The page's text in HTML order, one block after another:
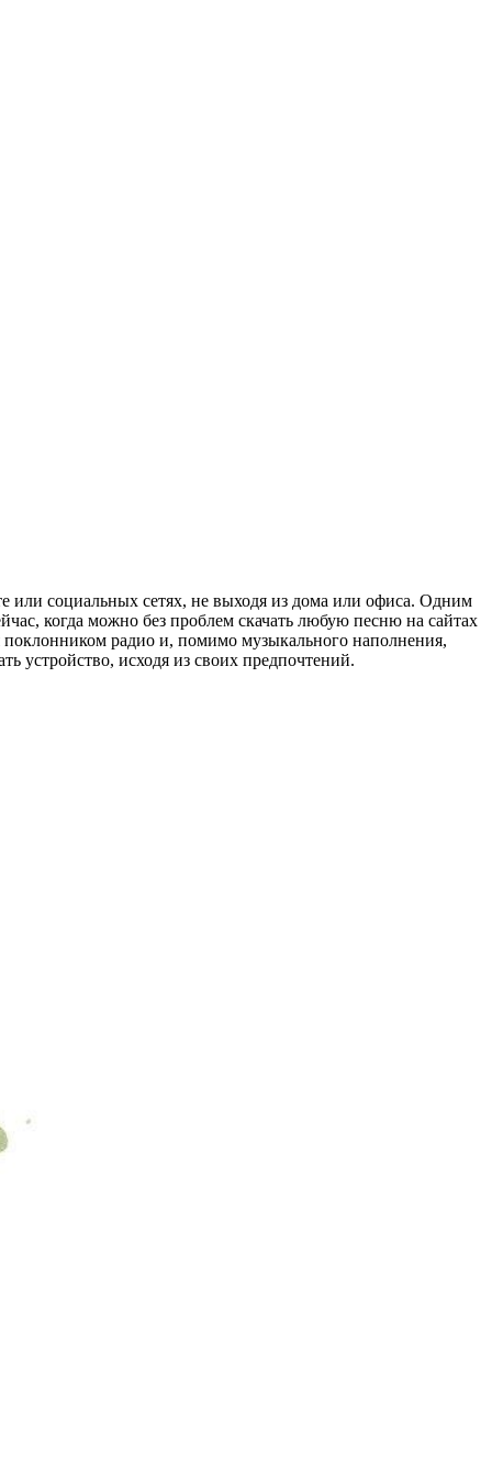
или социальных сетях, не выходя из дома или офиса. Одним
когда можно без проблем скачать любую песню на сайтах
радио и, помимо музыкального наполнения,
устройство, исходя из своих предпочтений.